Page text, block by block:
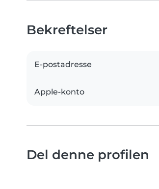
Bekreftelser
E-postadresse
Apple-konto
Del denne profilen